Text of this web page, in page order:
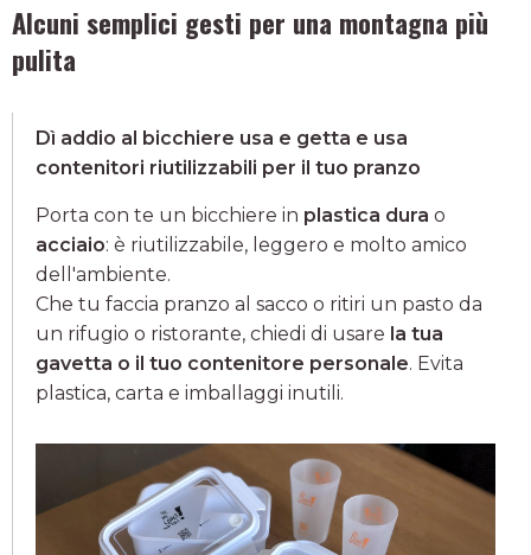
Alcuni semplici gesti per una montagna più
pulita
Dì addio al bicchiere usa e getta e usa
contenitori riutilizzabili per il tuo pranzo
Porta con te un bicchiere in plastica dura o
acciaio: è riutilizzabile, leggero e molto amico
dell'ambiente.
Che tu faccia pranzo al sacco o ritiri un pasto da
un rifugio o ristorante, chiedi di usare la tua
gavetta o il tuo contenitore personale. Evita
plastica, carta e imballaggi inutili.